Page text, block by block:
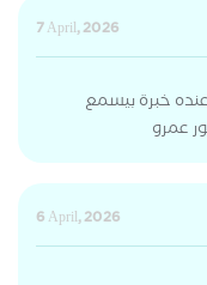
7 April, 2026
خبرة بيسمع
عمرو
6 April, 2026